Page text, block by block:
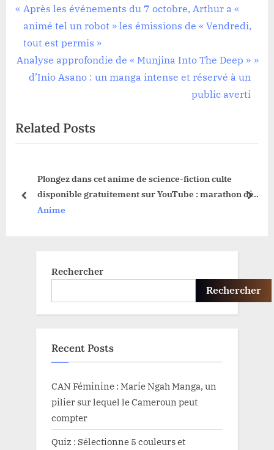
Navigation
de
l’article
P
r
e
v
s
P
t
Après les événements du 7 octobre, Arthur a «
animé tel un robot » les émissions de « Vendredi,
tout est permis »
N
P
o
Analyse approfondie de « Munjina Into The Deep »
d’Inio Asano : un manga intense et réservé à un
public averti
Related Posts
Plongez dans cet anime de science-fiction culte
disponible gratuitement sur YouTube : marathon dès
le 6 janvier 2026
Anime
prev next
Rechercher
Rechercher
Recent Posts
CAN Féminine : Marie Ngah Manga, un
pilier sur lequel le Cameroun peut
compter
Quiz : Sélectionne 5 couleurs et